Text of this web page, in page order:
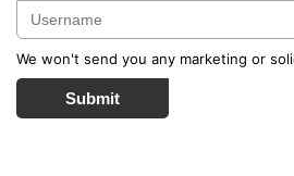
We won't send you any marketing or
Submit